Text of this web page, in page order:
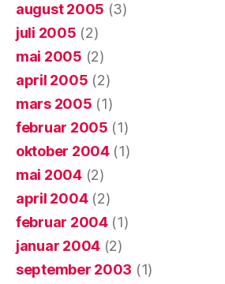
august 2005 (3)
juli 2005 (2)
mai 2005 (2)
april 2005 (2)
mars 2005 (1)
februar 2005 (1)
oktober 2004(1)
mai 2004(2)
april 2004(2)
februar 2004(1)
januar 2004 (2)
september 2003 (1)